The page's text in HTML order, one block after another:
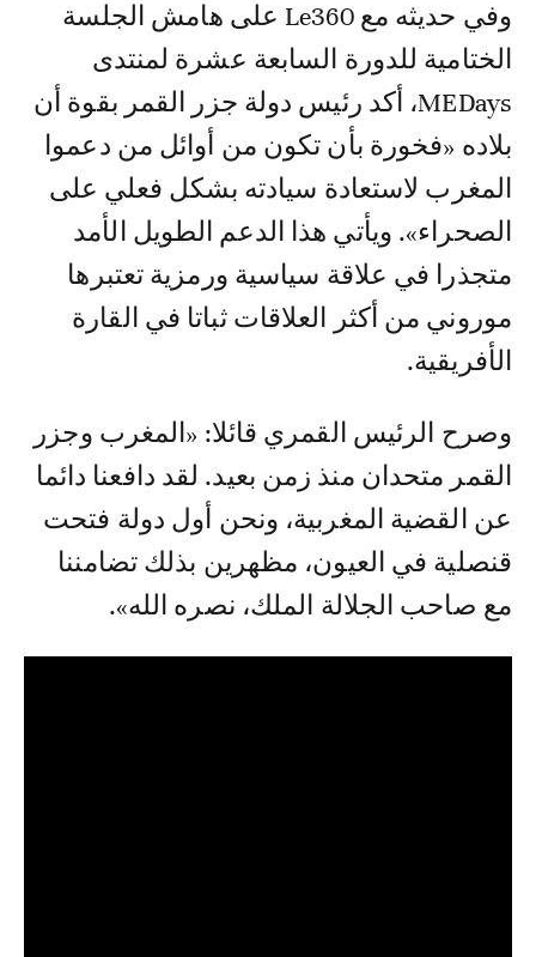
وفي حديثه مع Le360 على هامش الجلسة
الختامية للدورة السابعة عشرة لمنتدى
MEDays، أكد رئيس دولة جزر القمر بقوة أن
بلاده «فخورة بأن تكون من أوائل من دعموا
المغرب لاستعادة سيادته بشكل فعلي على
الصحراء». ويأتي هذا الدعم الطويل الأمد
متجذرا في علاقة سياسية ورمزية تعتبرها
موروني من أكثر العلاقات ثباتا في القارة
الأفريقية.
وصرح الرئيس القمري قائلا: «المغرب وجزر
القمر متحدان منذ زمن بعيد. لقد دافعنا دائما
عن القضية المغربية، ونحن أول دولة فتحت
قنصلية في العيون، مظهرين بذلك تضامننا
مع صاحب الجلالة الملك، نصره الله».